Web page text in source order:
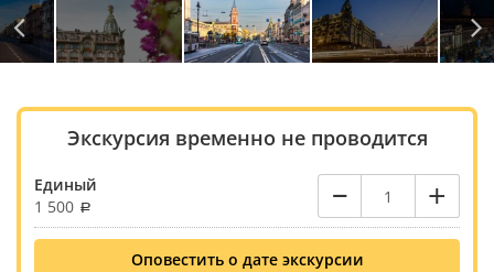
Экскурсия временно не проводится
Единый
1 500
– +
Оповестить о дате экскурсии